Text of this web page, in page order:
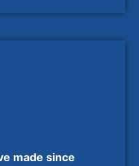
made since